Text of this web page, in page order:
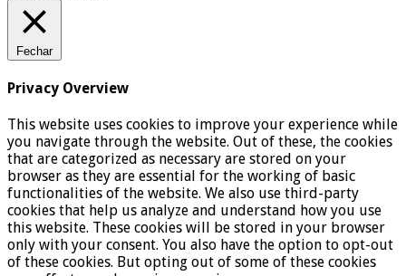
Fechar
Privacy Overview
This website uses cookies to improve your experience while
you navigate through the website. Out of these, the cookies
that are categorized as necessary are stored on your
browser as they are essential for the working of basic
functionalities of the website. We also use third-party
cookies that help us analyze and understand how you use
this website. These cookies will be stored in your browser
only with your consent. You also have the option to opt-out
of these cookies. But opting out of some of these cookies